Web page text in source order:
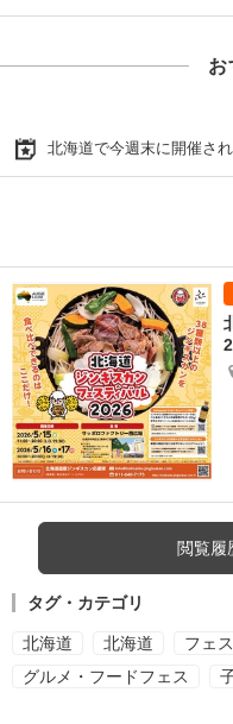
お
北海道で今週末に開催さ
閲覧履
タグ・カテゴリ
北海道 北海道
フェ
グルメ・フードフェス